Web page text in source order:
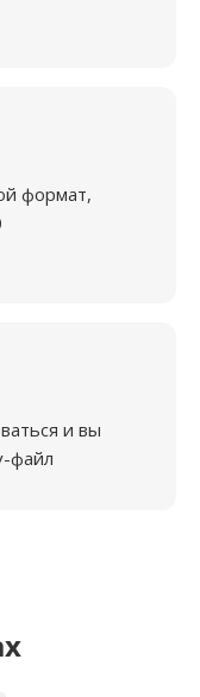
формат,
и вы
файл